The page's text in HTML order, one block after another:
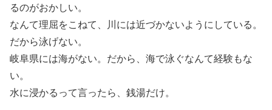
るのがおかしい。
なんて理屈をこねて、川には近づかないようにしている。
だから泳げない。
岐阜県には海がない。だから、海で泳ぐなんて経験もな
い。
水に浸かるって言ったら、銭湯だけ。